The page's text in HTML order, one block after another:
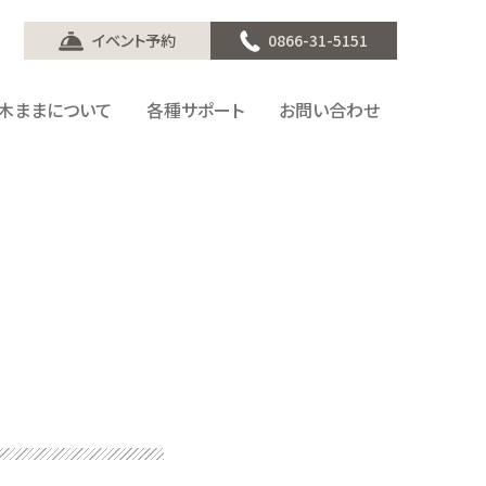
イベント予約 0866-31-5151
ままについて 各種サポート お問い合わせ